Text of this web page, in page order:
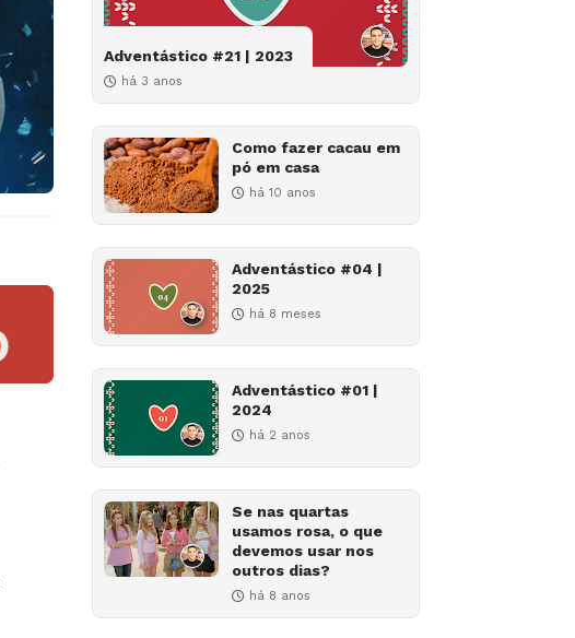
Adventástico #21 | 2023
há 3 anos
Como fazer cacau em
pó em casa
há 10 anos
Adventástico #04 |
2025
há 8 meses
Adventástico #01 |
2024
há 2 anos
Se nas quartas
usamos rosa, o que
devemos usar nos
outros dias?
há 8 anos